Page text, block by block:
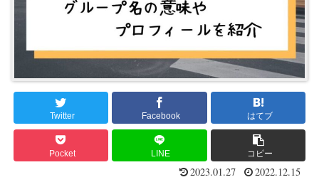
Twitter Facebook はてブ
Pocket LINE コピー
2023.01.27 2022.12.15